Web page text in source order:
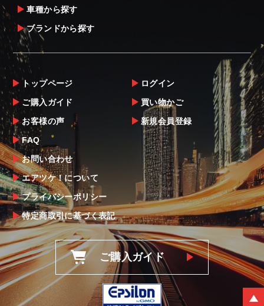
とは予めご了承ください。
お届け商品について
商品到着後は速やかに開封のうえ、中身をご
確認下さい。
当社ならびにメーカーでは販売する商品に万
全を期すよう尽力しておりますが、
万一、商品に不具合があった場合は商品出荷
後5日以内にご連絡をお願いします。
なお、塗装・加工・装着後の交換や返品は、
理由を問わず一切お受けできません。
商品の不具合や状況は写真等をお願いする場
合もございますので、ご協力をお願いしま
す。
明らかに当社またはメーカーに瑕疵が認めら
れる場合（商品誤発送・初期不良・運送破損
等）につきましては、
当社よりメーカー・運送会社へ状況報告・確
認の上、同等品・代替品への交換対応の手配
車種から探す
ブランドから探す
トップページ
ご購入ガイド
お客様の声
FAQ
お問い合わせ
エアツケ！について
プライバシーポリシー
特定商取引に基づく表記
ログイン
買い物かご
新規会員登録
ご購入ガイド